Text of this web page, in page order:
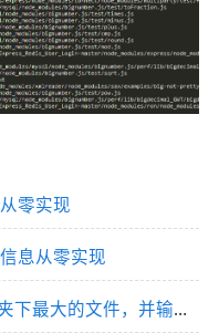
零实现
息从零实现
node.js与C语言 实现遍历文件夹下最大的文件，并输出路径，大小